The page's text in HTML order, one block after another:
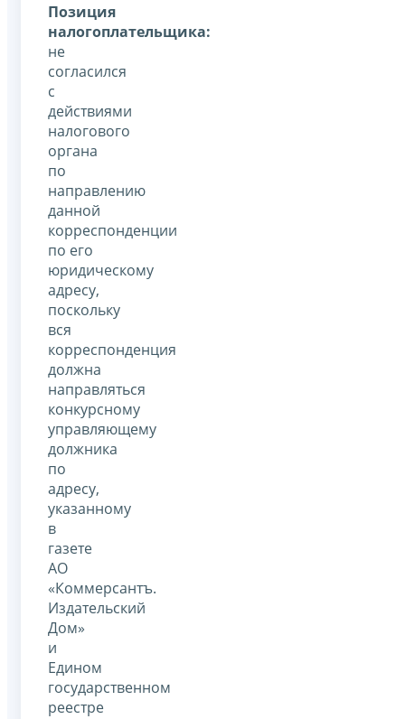
Позиция
налогоплательщика:
не
согласился
с
действиями
налогового
органа
по
направлению
данной
корреспонденции
по его
юридическому
адресу,
поскольку
вся
корреспонденция
должна
направляться
конкурсному
управляющему
должника
по
адресу,
указанному
в
газете
АО
«Коммерсантъ.
Издательский
Дом»
и
Едином
государственном
реестре